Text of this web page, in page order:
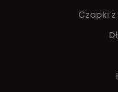
Czapki